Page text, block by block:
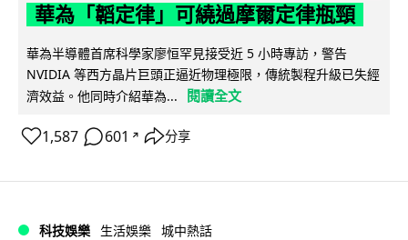
華為「韜定律」可繞過摩爾定律瓶頸
華為半導體首席科學家廖恒罕見接受近 5 小時專訪，警告
NVIDIA 等西方晶片巨頭正逼近物理極限，傳統製程升級已失經
濟效益。他同時介紹華為...
閱讀全文
1,587 601 ↗ 分享
科技娛樂 生活娛樂 城中熱話